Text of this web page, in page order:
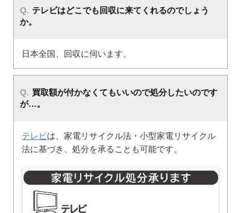
テレビはどこでも回収に来てくれるのでしょう
か。
日本全国、回収に伺います。
買取額が付かなくてもいいので処分したいのです
が…。
テレビは、家電リサイクル法・小型家電リサイクル
法に基づき、処分を承ることも可能です。